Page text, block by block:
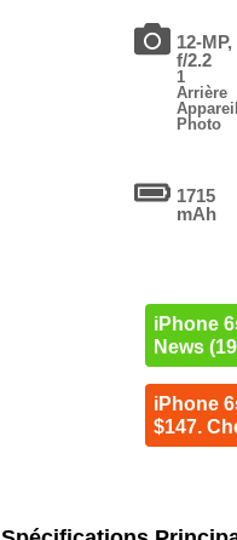
12-MP,
f/2.2
1
Arrière
Appareil
Photo
1715
mAh
iPhone
News
iPhone
$147.